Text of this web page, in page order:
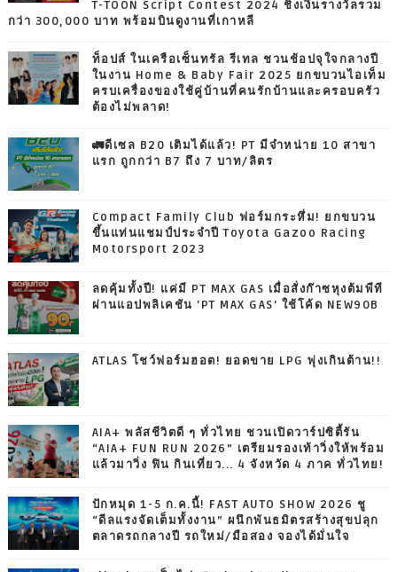
T-TOON Script Contest 2024 ชิงเงินรางวัลรวม
กว่า 300,000 บาท พร้อมบินดูงานที่เกาหลี
ท็อปส์ ในเครือเซ็นทรัล รีเทล ชวนช้อปจุใจกลางปี
ในงาน Home & Baby Fair 2025 ยกขบวนไอเท็ม
ครบเครื่องของใช้คู่บ้านที่คนรักบ้านและครอบครัว
ต้องไม่พลาด!
🚛ดีเซล B20 เติมได้แล้ว! PT มีจำหน่าย 10 สาขา
แรก ถูกกว่า B7 ถึง 7 บาท/ลิตร
Compact Family Club ฟอร์มกระหึ่ม! ยกขบวน
ขึ้นแท่นแชมป์ประจำปี Toyota Gazoo Racing
Motorsport 2023
ลดคุ้มทั้งปี! แค่มี PT MAX GAS เมื่อสั่งก๊าซหุงต้มพีที
ผ่านแอปพลิเคชัน 'PT MAX GAS' ใช้โค้ด NEW90B
ATLAS โชว์ฟอร์มฮอต! ยอดขาย LPG พุ่งเกินต้าน!!
AIA+ พลัสชีวิตดี ๆ ทั่วไทย ชวนเปิดวาร์ปซิตี้รัน
“AIA+ FUN RUN 2026” เตรียมรองเท้าวิ่งให้พร้อม
แล้วมาวิ่ง ฟิน กินเที่ยว... 4 จังหวัด 4 ภาค ทั่วไทย!
ปักหมุด 1-5 ก.ค.นี้! FAST AUTO SHOW 2026 ชู
“ดีลแรงจัดเต็มทั้งงาน” ผนึกพันธมิตรสร้างสุขปลุก
ตลาดรถกลางปี รถใหม่/มือสอง จองได้มั่นใจ